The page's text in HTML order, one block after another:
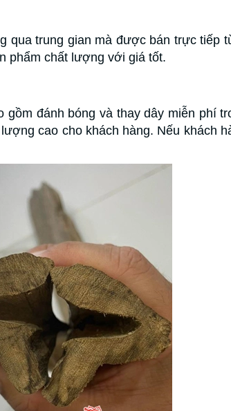
qua trung gian mà được bán trực tiếp
phẩm chất lượng với giá tốt.
đánh bóng và thay dây miễn phí
cao cho khách hàng. Nếu khách